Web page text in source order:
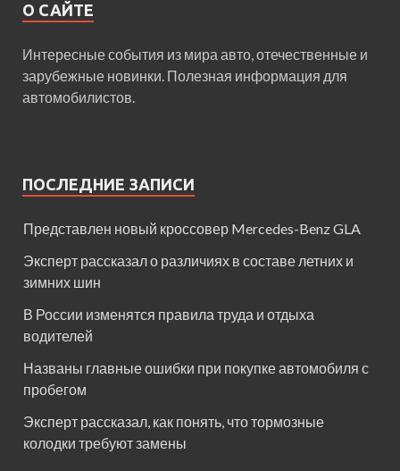
О САЙТЕ
Интересные события из мира авто, отечественные и
зарубежные новинки. Полезная информация для
автомобилистов.
ПОСЛЕДНИЕ ЗАПИСИ
Представлен новый кроссовер Mercedes-Benz GLA
Эксперт рассказал о различиях в составе летних и
зимних шин
В России изменятся правила труда и отдыха
водителей
Названы главные ошибки при покупке автомобиля с
пробегом
Эксперт рассказал, как понять, что тормозные
колодки требуют замены